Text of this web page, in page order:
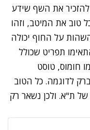
את השף שידע
טוב את המיטב, וזהו
על החוף יכולה
תפריט שכולל
חומוס, טוסט
לדוגמה. כל הטוב
ת"א. ולכן נשאר רק